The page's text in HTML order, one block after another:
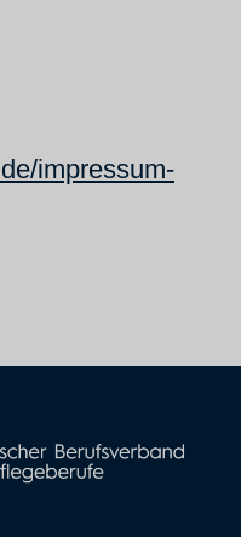
impressum-